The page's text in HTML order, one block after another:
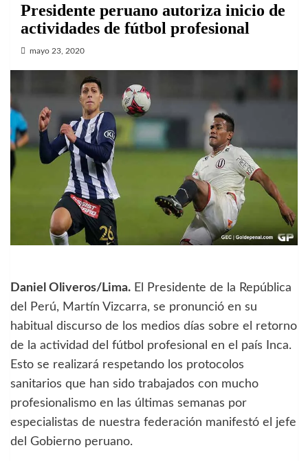
Presidente peruano autoriza inicio de
actividades de fútbol profesional
mayo 23, 2020
Daniel Oliveros/Lima. El Presidente de la República
del Perú, Martín Vizcarra, se pronunció en su
habitual discurso de los medios días sobre el retorno
de la actividad del fútbol profesional en el país Inca.
Esto se realizará respetando los protocolos
sanitarios que han sido trabajados con mucho
profesionalismo en las últimas semanas por
especialistas de nuestra federación manifestó el jefe
del Gobierno peruano.